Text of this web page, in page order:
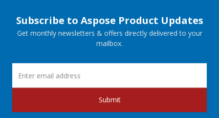
Subscribe to Aspose Product Updates
Get monthly newsletters & offers directly delivered to your
mailbox.
Submit